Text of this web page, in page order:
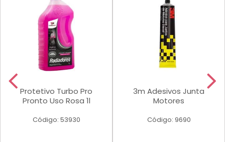
Protetivo Turbo Pro
Pronto Uso Rosa 1l
Código: 53930
3m Adesivos Junta
Motores
Código: 9690